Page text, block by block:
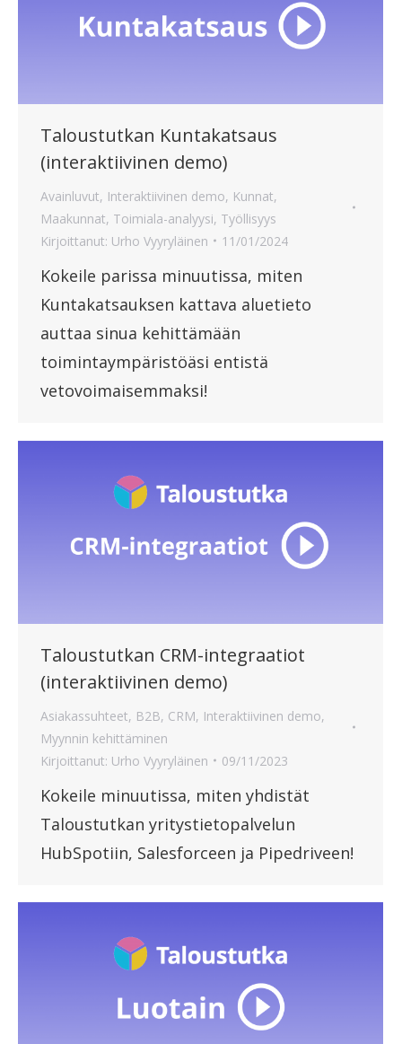
Taloustutkan Kuntakatsaus
(interaktiivinen demo)
Avainluvut, Interaktiivinen demo, Kunnat,
Maakunnat, Toimiala-analyysi, Työllisyys
Kirjoittanut: Urho Vyyryläinen 11/01/2024
Kokeile parissa minuutissa, miten
Kuntakatsauksen kattava aluetieto
auttaa sinua kehittämään
toimintaympäristöäsi entistä
vetovoimaisemmaksi!
Taloustutkan CRM-integraatiot
(interaktiivinen demo)
Asiakassuhteet, B2B, CRM, Interaktiivinen demo,
Myynnin kehittäminen
Kirjoittanut: Urho Vyyryläinen 09/11/2023
Kokeile minuutissa, miten yhdistät
Taloustutkan yritystietopalvelun
HubSpotiin, Salesforceen ja Pipedriveen!